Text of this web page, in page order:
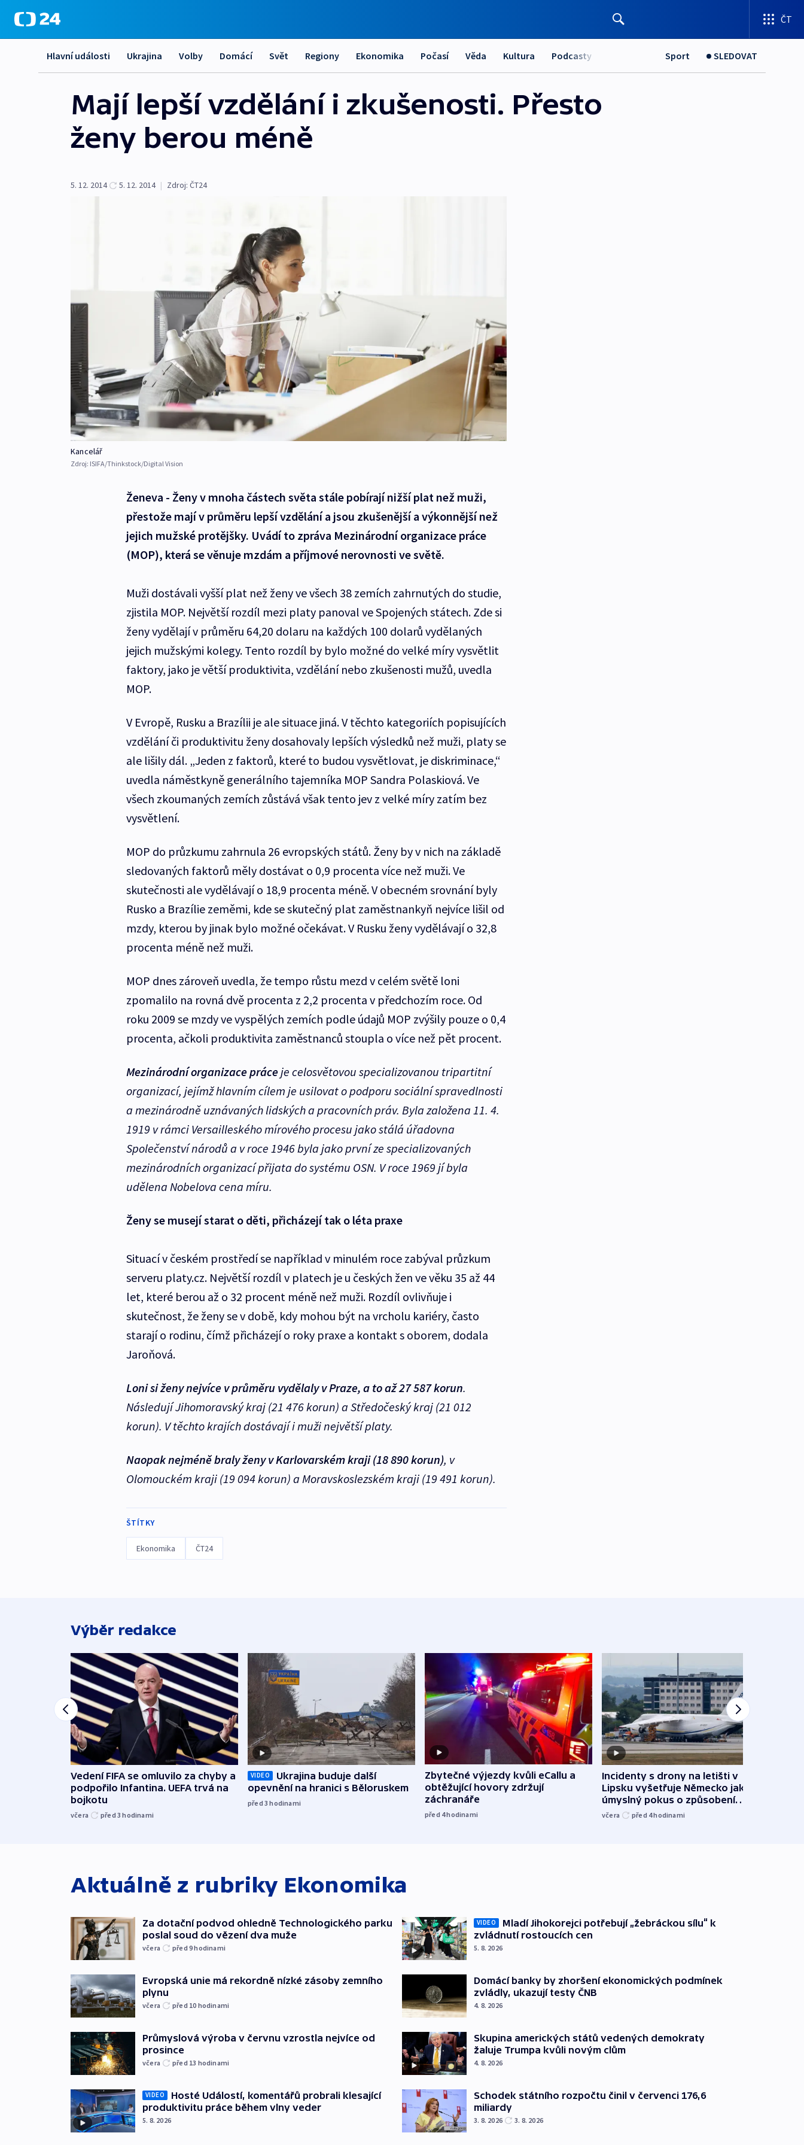
ČT
Hlavní události Ukrajina Volby Domácí Svět Regiony Ekonomika Počasí Věda Kultura Podcasty Sport SLEDOVAT
Mají lepší vzdělání i zkušenosti. Přesto
ženy berou méně
5. 12. 2014 5. 12. 2014 | Zdroj: ČT24
Kancelář
Zdroj: ISIFA/Thinkstock/Digital Vision
Ženeva - Ženy v mnoha částech světa stále pobírají nižší plat než muži,
přestože mají v průměru lepší vzdělání a jsou zkušenější a výkonnější než
jejich mužské protějšky. Uvádí to zpráva Mezinárodní organizace práce
(MOP), která se věnuje mzdám a příjmové nerovnosti ve světě.
Muži dostávali vyšší plat než ženy ve všech 38 zemích zahrnutých do studie,
zjistila MOP. Největší rozdíl mezi platy panoval ve Spojených státech. Zde si
ženy vydělají v průměru 64,20 dolaru na každých 100 dolarů vydělaných
jejich mužskými kolegy. Tento rozdíl by bylo možné do velké míry vysvětlit
faktory, jako je větší produktivita, vzdělání nebo zkušenosti mužů, uvedla
MOP.
V Evropě, Rusku a Brazílii je ale situace jiná. V těchto kategoriích popisujících
vzdělání či produktivitu ženy dosahovaly lepších výsledků než muži, platy se
ale lišily dál. „Jeden z faktorů, které to budou vysvětlovat, je diskriminace,“
uvedla náměstkyně generálního tajemníka MOP Sandra Polaskiová. Ve
všech zkoumaných zemích zůstává však tento jev z velké míry zatím bez
vysvětlení.
MOP do průzkumu zahrnula 26 evropských států. Ženy by v nich na základě
sledovaných faktorů měly dostávat o 0,9 procenta více než muži. Ve
skutečnosti ale vydělávají o 18,9 procenta méně. V obecném srovnání byly
Rusko a Brazílie zeměmi, kde se skutečný plat zaměstnankyň nejvíce lišil od
mzdy, kterou by jinak bylo možné očekávat. V Rusku ženy vydělávají o 32,8
procenta méně než muži.
MOP dnes zároveň uvedla, že tempo růstu mezd v celém světě loni
zpomalilo na rovná dvě procenta z 2,2 procenta v předchozím roce. Od
roku 2009 se mzdy ve vyspělých zemích podle údajů MOP zvýšily pouze o 0,4
procenta, ačkoli produktivita zaměstnanců stoupla o více než pět procent.
Mezinárodní organizace práceje celosvětovou specializovanou tripartitní
organizací, jejímž hlavním cílem je usilovat o podporu sociální spravedlnosti
a mezinárodně uznávaných lidských a pracovních práv. Byla založena 11. 4.
1919 v rámci Versailleského mírového procesu jako stálá úřadovna
Společenství národů a v roce 1946 byla jako první ze specializovaných
mezinárodních organizací přijata do systému OSN. V roce 1969 jí byla
udělena Nobelova cena míru.
Ženy se musejí starat o děti, přicházejí tak o léta praxe
Situací v českém prostředí se například v minulém roce zabýval průzkum
serveru platy.cz. Největší rozdíl v platech je u českých žen ve věku 35 až 44
let, které berou až o 32 procent méně než muži. Rozdíl ovlivňuje i
skutečnost, že ženy se v době, kdy mohou být na vrcholu kariéry, často
starají o rodinu, čímž přicházejí o roky praxe a kontakt s oborem, dodala
Jaroňová.
Loni si ženy nejvíce v průměru vydělaly v Praze, a to až 27 587 korun.
Následují Jihomoravský kraj (21 476 korun) a Středočeský kraj (21 012
korun). V těchto krajích dostávají i muži největší platy.
Naopak nejméně braly ženy v Karlovarském kraji (18 890 korun), v
Olomouckém kraji (19 094 korun) a Moravskoslezském kraji (19 491 korun).
ŠTÍTKY
Ekonomika ČT24
Výběr redakce
Vedení FIFA se omluvilo za chyby a
podpořilo Infantina. UEFA trvá na
bojkotu
včera před 3hodinami
VIDEO
Ukrajina buduje další
opevnění na hranici s Běloruskem
před 3hodinami
Zbytečné výjezdy kvůli eCallu a
obtěžující hovory zdržují
záchranáře
před 4hodinami
Incidenty s drony na letišti v
Lipsku vyšetřuje Německo jako
úmyslný pokus o způsobení
exploze
včera před 4hodinami
Aktuálně z rubriky Ekonomika
Za dotační podvod ohledně Technologického parku
poslal soud do vězení dva muže
včera před 9hodinami
Evropská unie má rekordně nízké zásoby zemního
plynu
včera před 10 hodinami
Průmyslová výroba v červnu vzrostla nejvíce od
prosince
včera před 13 hodinami
VIDEO
Hosté Událostí, komentářů probrali klesající
produktivitu práce během vlny veder
5. 8. 2026
VIDEO
Mladí Jihokorejci potřebují „žebráckou sílu“ k
zvládnutí rostoucích cen
5. 8. 2026
Domácí banky by zhoršení ekonomických podmínek
zvládly, ukazují testy ČNB
4. 8. 2026
Skupina amerických států vedených demokraty
žaluje Trumpa kvůli novým clům
4. 8. 2026
Schodek státního rozpočtu činil v červenci 176,6
miliardy
3. 8. 2026 3. 8. 2026